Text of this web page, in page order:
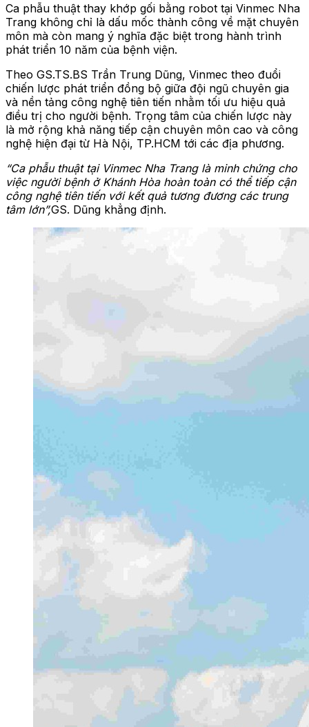
Ca phẫu thuật thay khớp gối bằng robot tại Vinmec Nha
Trang không chỉ là dấu mốc thành công về mặt chuyên
môn mà còn mang ý nghĩa đặc biệt trong hành trình
phát triển 10 năm của bệnh viện.
Theo GS.TS.BS Trần Trung Dũng, Vinmec theo đuổi
chiến lược phát triển đồng bộ giữa đội ngũ chuyên gia
và nền tảng công nghệ tiên tiến nhằm tối ưu hiệu quả
điều trị cho người bệnh. Trọng tâm của chiến lược này
là mở rộng khả năng tiếp cận chuyên môn cao và công
nghệ hiện đại từ Hà Nội, TP.HCM tới các địa phương.
“Ca phẫu thuật tại Vinmec Nha Trang là minh chứng cho
việcngười bệnh ở Khánh Hòa hoàn toàn có thể tiếp cận
công nghệ tiên tiến với kết quả tương đương các trung
tâm lớn”,GS. Dũng khẳng định.